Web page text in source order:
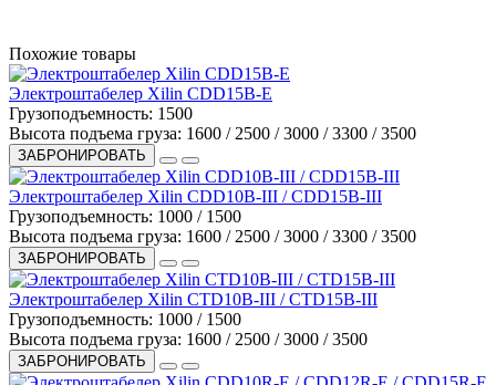
Похожие товары
Электроштабелер Xilin CDD15B-E
Грузоподъемность: 1500
Высота подъема груза: 1600 / 2500 / 3000 / 3300 / 3500
ЗАБРОНИРОВАТЬ
Электроштабелер Xilin CDD10B-III / CDD15B-III
Грузоподъемность: 1000 / 1500
Высота подъема груза: 1600 / 2500 / 3000 / 3300 / 3500
ЗАБРОНИРОВАТЬ
Электроштабелер Xilin CTD10B-III / CTD15B-III
Грузоподъемность: 1000 / 1500
Высота подъема груза: 1600 / 2500 / 3000 / 3500
ЗАБРОНИРОВАТЬ